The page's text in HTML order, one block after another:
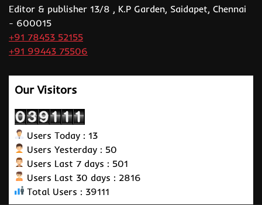
Editor & publisher 13/8 , K.P Garden, Saidapet, Chennai
- 600015
+91 78453 52155
+91 99443 75506
Our Visitors
Users Today : 13
Users Yesterday : 50
Users Last 7 days : 501
Users Last 30 days : 2816
Total Users : 39111